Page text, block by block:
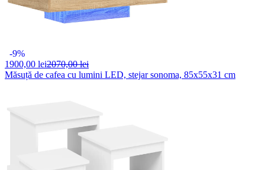
-9%
1900,00 lei2070,00 lei
Măsuță de cafea cu lumini LED, stejar sonoma, 85x55x31 cm